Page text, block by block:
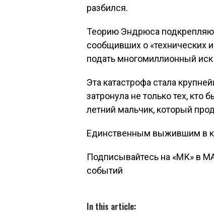
разбился.
Теорию Эндрюса
сообщивших о «технических
подать многомиллионный
Эта катастрофа стала
затронула не только тех, кто
летний мальчик, который
Единственным выжившим в
Подписывайтесь на «МК» в
событий
In this article: